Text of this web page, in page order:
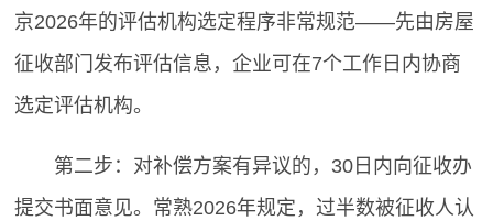
京2026年的评估机构选定程序非常规范——先由房屋
征收部门发布评估信息，企业可在7个工作日内协商
选定评估机构。
第二步：对补偿方案有异议的，30日内向征收办
提交书面意见。常熟2026年规定，过半数被征收人认